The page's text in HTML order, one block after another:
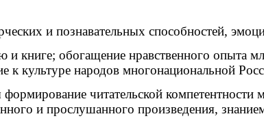
и познавательных способностей,
и книге; обогащение нравственного
к культуре народов многонациональной
читательской компетентности
и прослушанного произведения,